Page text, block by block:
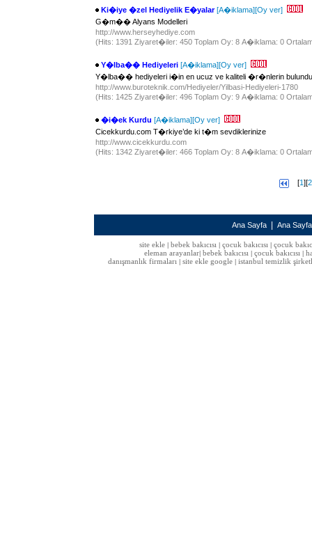
Ki�iye �zel Hediyelik E�yalar [A�iklama][Oy ver]
G�m�� Alyans Modelleri
http://www.herseyhediye.com
(Hits: 1391 Ziyaret�iler: 450 Toplam Oy: 8 A�iklama: 0
Y�lba�� Hediyeleri [A�iklama][Oy ver]
Y�lba�� hediyeleri i�in en ucuz ve kaliteli �r�nlerin
http://www.buroteknik.com/Hediyeler/Yilbasi-Hediyeleri-1780
(Hits: 1425 Ziyaret�iler: 496 Toplam Oy: 9 A�iklama: 0
�i�ek Kurdu [A�iklama][Oy ver]
Cicekkurdu.com T�rkiye’de ki t�m sevdiklerinize
http://www.cicekkurdu.com
(Hits: 1342 Ziyaret�iler: 466 Toplam Oy: 8 A�iklama: 0
[1][2
Ana Sayfa Ana
site ekle| bebek bakıcısı| çocuk bakıcısı| çocuk
eleman arayanlar bebek bakıcısı çocuk bakıcısı
danışmanlık firmaları
site ekle google istanbul temizlik